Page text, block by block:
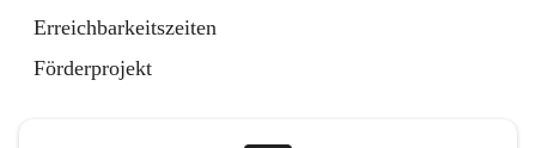
Erreichbarkeitszeiten
Förderprojekt